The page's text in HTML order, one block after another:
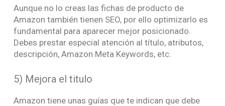
Aunque no lo creas las fichas de producto de
Amazon también tienen SEO, por ello optimizarlo es
fundamental para aparecer mejor posicionado.
Debes prestar especial atención al título, atributos,
descripción, Amazon Meta Keywords, etc.
5) Mejora el titulo
Amazon tiene unas guías que te indican que debe